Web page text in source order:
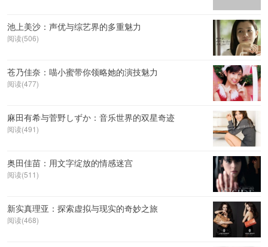
池上美沙：声优与综艺界的多重魅力
阅读(506)
苍乃佳奈：喵小蜜带你领略她的演技魅力
阅读(477)
麻田有希与菅野しずか：音乐世界的双星奇迹
阅读(491)
奥田佳苗：用文字绽放的情感迷宫
阅读(511)
新实真理亚：探索虚拟与现实的奇妙之旅
阅读(468)